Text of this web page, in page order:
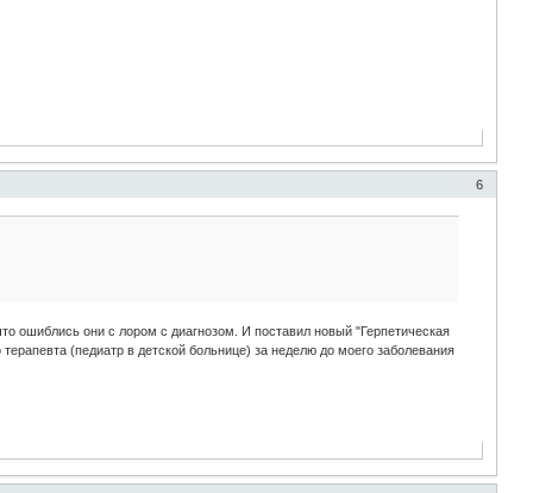
6
ошиблись они с лором с диагнозом. И поставил новый "Герпетическая
(педиатр в детской больнице) за неделю до моего заболевания